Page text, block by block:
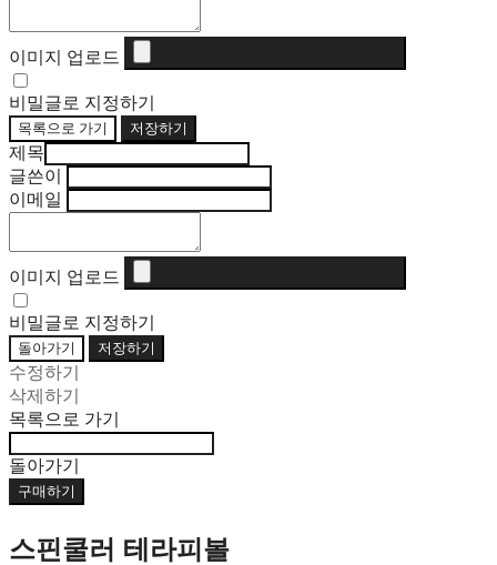
이미지 업로드
비밀글로 지정하기
목록으로 가기 저장하기
제목
글쓴이
이메일
이미지 업로드
비밀글로 지정하기
돌아가기 저장하기
수정하기
삭제하기
목록으로 가기
돌아가기
구매하기
스핀쿨러 테라피볼